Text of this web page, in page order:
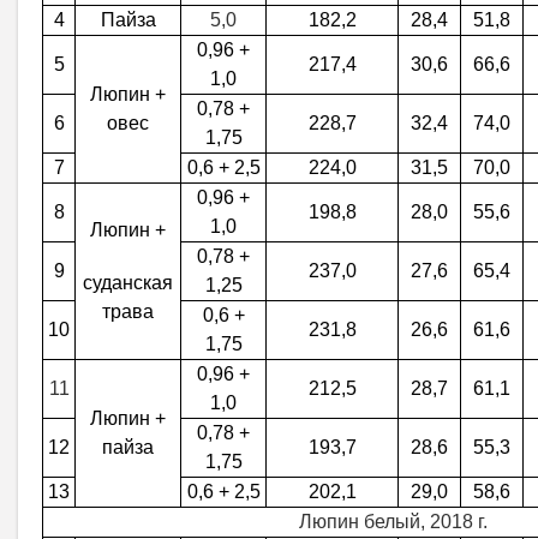
4 Пайза 5,0 182,2 28,4 51,8
5
Люпин +
овес
0,96 +
1,0
217,4 30,6 66,6
6
0,78 +
1,75
228,7 32,4 74,0
7 0,6 + 2,5 224,0 31,5 70,0
8
Люпин +
суданская
трава
0,96 +
1,0
198,8 28,0 55,6
9
0,78 +
1,25
237,0 27,6 65,4
10
0,6 +
1,75
231,8 26,6 61,6
11
Люпин +
пайза
0,96 +
1,0
212,5 28,7 61,1
12
0,78 +
1,75
193,7 28,6 55,3
13 0,6 + 2,5 202,1 29,0
58,6
Люпин белый, 2018 г.